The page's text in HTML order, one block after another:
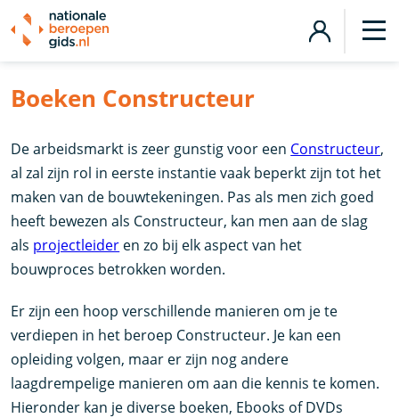
Boeken Constructeur
De arbeidsmarkt is zeer gunstig voor een Constructeur,
al zal zijn rol in eerste instantie vaak beperkt zijn tot het
maken van de bouwtekeningen. Pas als men zich goed
heeft bewezen als Constructeur, kan men aan de slag
als projectleider en zo bij elk aspect van het
bouwproces betrokken worden.
Er zijn een hoop verschillende manieren om je te
verdiepen in het beroep Constructeur. Je kan een
opleiding volgen, maar er zijn nog andere
laagdrempelige manieren om aan die kennis te komen.
Hieronder kan je diverse boeken, Ebooks of DVDs